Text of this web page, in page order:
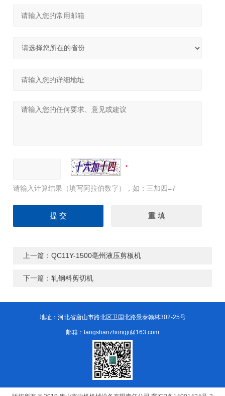
请输入计算结果（填写阿拉伯数字），如：三加四=7
上一篇：QC11Y-1500亳州液压剪板机
下一篇：轧钢料剪切机
地址：河北省唐山市路北区卫国北路景泰翰林302-25号
邮箱：tangshanzhongji@163.com